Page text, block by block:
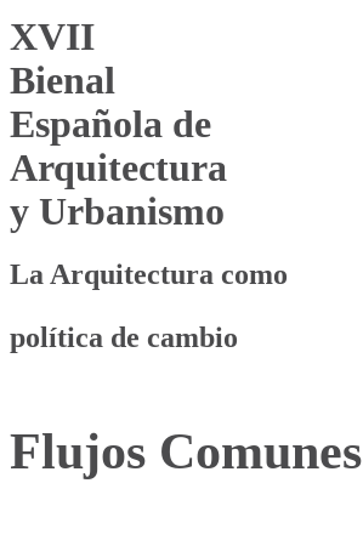
XVII
Bienal
Española de
Arquitectura
y Urbanismo
La Arquitectura como
política de cambio
Flujos Comunes